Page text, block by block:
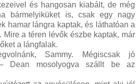
és hangosan kiabált, de még
bármelyiküket is, csak egy nagy
hamar lángra kaptak, és láthatóan a
Mire a téren lévők észbe kaptak, már
a lángfalak.
Sammy. Mégiscsak jó
Dean mosolyogva szállt be az